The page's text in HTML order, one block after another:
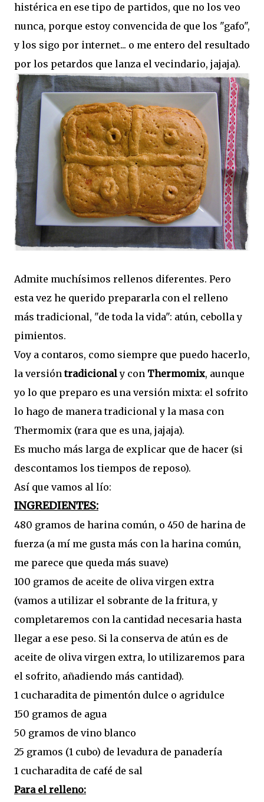
histérica en ese tipo de partidos, que no los veo
nunca, porque estoy convencida de que los "gafo",
y los sigo por internet... o me entero del resultado
por los petardos que lanza el vecindario, jajaja).
Admite muchísimos rellenos diferentes. Pero
esta vez he querido prepararla con el relleno
más tradicional, "de toda la vida": atún, cebolla y
pimientos.
Voy a contaros, como siempre que puedo hacerlo,
la versióntradicionaly con Thermomix, aunque
yo lo que preparo es una versión mixta: el sofrito
lo hago de manera tradicional y la masa con
Thermomix (rara que es una, jajaja).
Es mucho más larga de explicar que de hacer (si
descontamos los tiempos de reposo).
Así que vamos al lío:
INGREDIENTES:
480 gramos de harina común, o 450 de harina de
fuerza (a mí me gusta más con la harina común,
me parece que queda más suave)
100 gramos de aceite de oliva virgen extra
(vamos a utilizar el sobrante de la fritura, y
completaremos con la cantidad necesaria hasta
llegar a ese peso. Si la conserva de atún es de
aceite de oliva virgen extra, lo utilizaremos para
el sofrito, añadiendo más cantidad).
1 cucharadita de pimentón dulce o agridulce
150 gramos de agua
50 gramos de vino blanco
25 gramos (1 cubo) de levadura de panadería
1 cucharadita de café de sal
Para el relleno: